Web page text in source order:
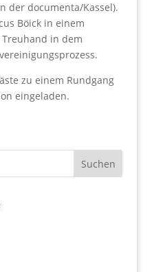
der documenta/Kassel).
Böick in einem
in dem
zu einem Rundgang
eingeladen.